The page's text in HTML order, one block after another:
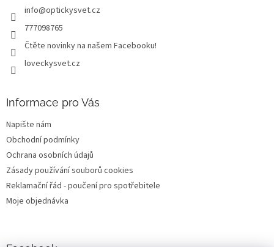
info@optickysvet.cz
777098765
Čtěte novinky na našem Facebooku!
loveckysvet.cz
Informace pro Vás
Napište nám
Obchodní podmínky
Ochrana osobních údajů
Zásady používání souborů cookies
Reklamační řád - poučení pro spotřebitele
Moje objednávka